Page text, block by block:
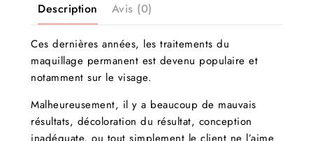
Description Avis (0)
Ces dernières années, les traitements du
maquillage permanent est devenu populaire et
notamment sur le visage.
Malheureusement, il y a beaucoup de mauvais
résultats, décoloration du résultat, conception